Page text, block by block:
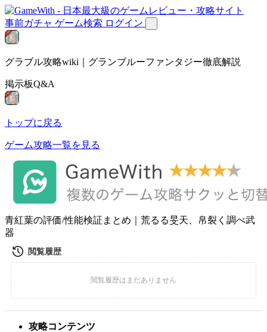
事前ガチャ ゲーム検索 ログイン
グラブル攻略wiki｜グランブルーファンタジー徹底解説
掲示板Q&A
トップに戻る
ゲーム攻略一覧を見る
青紅葉の評価/性能検証まとめ｜荒るる旻天、帛裂く調べ武
器
攻略コンテンツ